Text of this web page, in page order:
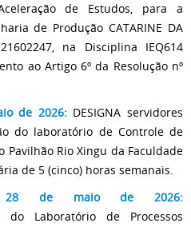
de Estudos, para a
de Produção CATARINE DA
na Disciplina IEQ614
ao Artigo 6º da Resolução nº
de 2026: DESIGNA servidores
do laboratório de Controle de
Pavilhão Rio Xingu da Faculdade
de 5 (cinco) horas semanais.
de maio de 2026:
do Laboratório de Processos